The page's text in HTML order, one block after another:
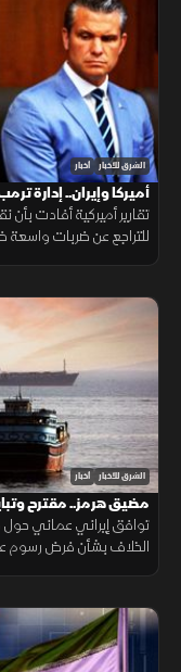
الشرق للأخبار أخبار
أميركا وإيران.. إدارة
تقارير أميركية أفادت
للتراجع عن ضربات واسعة
الشرق للأخبار أخبار
مضيق هرمز.. مقترح
توافق إيراني عماني حول
الخلاف بشأن فرض رسوم